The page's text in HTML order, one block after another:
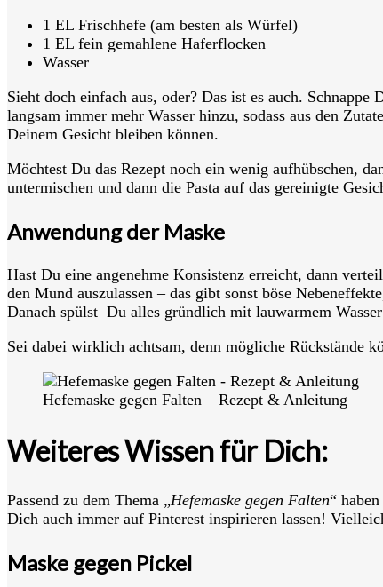
1 EL Frischhefe (am besten als Würfel)
1 EL fein gemahlene Haferflocken
Wasser
Sieht doch einfach aus, oder? Das ist es auch.
langsam immer mehr Wasser hinzu, sodass aus den
Deinem Gesicht bleiben können.
Möchtest Du das Rezept noch ein wenig aufhübschen,
untermischen und dann die Pasta auf das gereinigte
Anwendung der Maske
Hast Du eine angenehme Konsistenz erreicht, dann
den Mund auszulassen – das gibt sonst böse
Danach spülst Du alles gründlich mit lauwarmem
Sei dabei wirklich achtsam, denn mögliche Rückstände
Hefemaske gegen Falten – Rezept & Anleitung
Weiteres Wissen für Dich:
Passend zu dem Thema „Hefemaske gegen Falten“
Dich auch immer auf Pinterest inspirieren lassen!
Maske gegen Pickel